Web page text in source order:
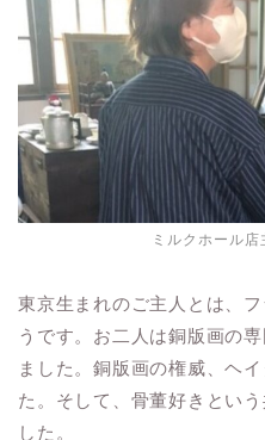
ミルクホール
東京生まれのご主人とは、
うです。お二人は銅版画の
ました。銅版画の権威、ヘ
た。そして、骨董好きとい
した。